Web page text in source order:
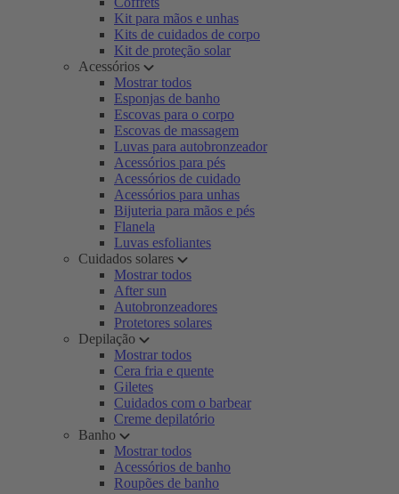
Kit para mãos e unhas
Kits de cuidados de corpo
Kit de proteção solar
Acessórios
Mostrar todos
Esponjas de banho
Escovas para o corpo
Escovas de massagem
Luvas para autobronzeador
Acessórios para pés
Acessórios de cuidado
Acessórios para unhas
Bijuteria para mãos e pés
Flanela
Luvas esfoliantes
Cuidados solares
Mostrar todos
After sun
Autobronzeadores
Protetores solares
Depilação
Mostrar todos
Cera fria e quente
Giletes
Cuidados com o barbear
Creme depilatório
Banho
Mostrar todos
Acessórios de banho
Roupões de banho